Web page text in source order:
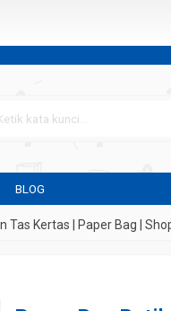
BLOG
Kertas | Paper Bag |